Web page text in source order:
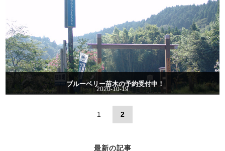
ブルーベリー苗木の予約受付中！
2020-10-19
1 2
最新の記事